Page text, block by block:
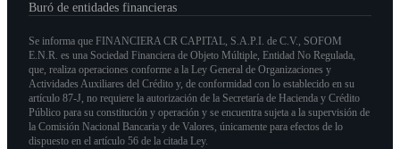
Buró de entidades financieras
Se informa que FINANCIERA CR CAPITAL, S.A.P.I. de C.V., SOFOM
E.N.R. es una Sociedad Financiera de Objeto Múltiple, Entidad No Regulada,
que, realiza operaciones conforme a la Ley General de Organizaciones y
Actividades Auxiliares del Crédito y, de conformidad con lo establecido en su
artículo 87-J, no requiere la autorización de la Secretaría de Hacienda y Crédito
Público para su constitución y operación y se encuentra sujeta a la supervisión de
la Comisión Nacional Bancaria y de Valores, únicamente para efectos de lo
dispuesto en el artículo 56 de la citada Ley.